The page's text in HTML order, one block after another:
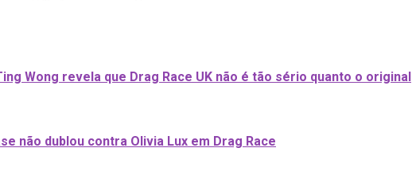
Wong revela que Drag Race UK não é tão sério quanto o original
não dublou contra Olivia Lux em Drag Race